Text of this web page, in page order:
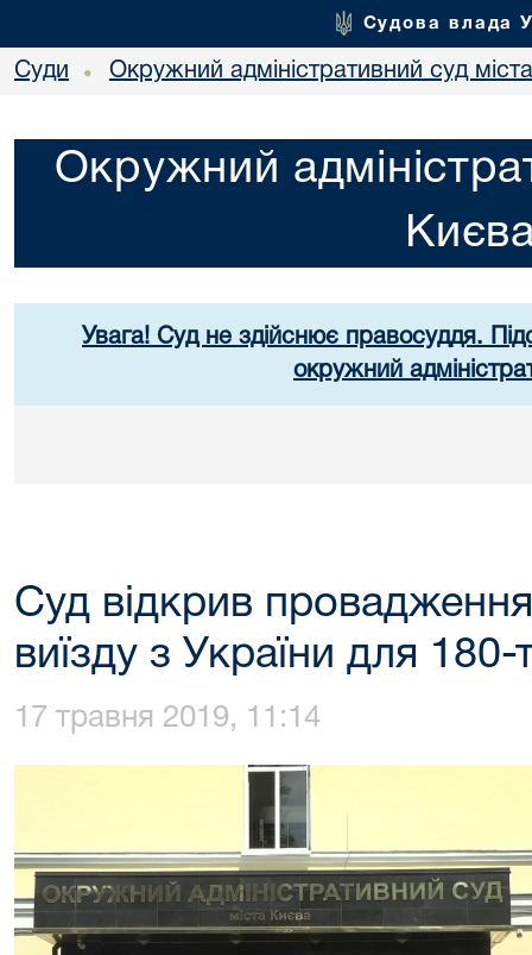
Судова влада
Суди • Окружний адміністративний суд
Окружний
Увага! Суд не здійснює правосуддя.
окружний
Суд відкрив
виїзду з України для
17 травня 2019, 11:14